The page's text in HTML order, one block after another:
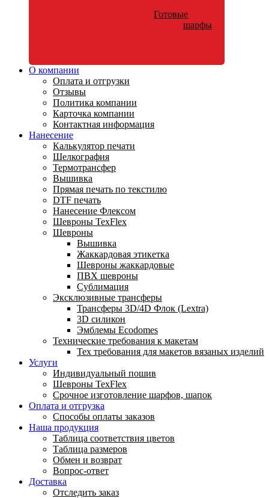
Готовые
шарфы
О компании
Оплата и отгрузки
Отзывы
Политика компании
Карточка компании
Контактная информация
Нанесение
Калькулятор печати
Шелкография
Термотрансфер
Вышивка
Прямая печать по текстилю
DTF печать
Нанесение Флексом
Шевроны TexFlex
Шевроны
Вышивка
Жаккардовая этикетка
Шевроны жаккардовые
ПВХ шевроны
Сублимация
Эксклюзивные трансферы
Трансферы 3D/4D Флок (Lextra)
3D силикон
Эмблемы Ecodomes
Технические требования к макетам
Тех требования для макетов вязаных изделий
Услуги
Индивидуальный пошив
Шевроны TexFlex
Срочное изготовление шарфов, шапок
Оплата и отгрузка
Способы оплаты заказов
Наша продукция
Таблица соответствия цветов
Таблица размеров
Обмен и возврат
Вопрос-ответ
Доставка
Отследить заказ